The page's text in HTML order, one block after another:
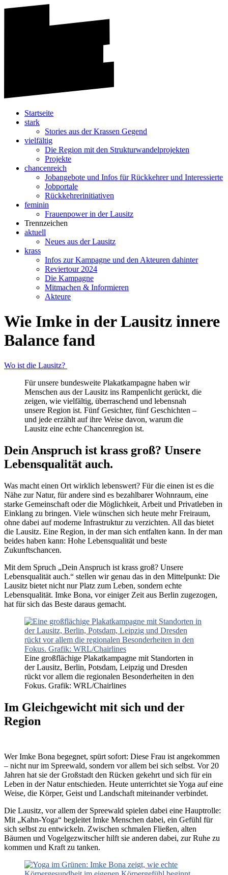
Startseite
stark
Stories aus der Krassen Gegend
vielfältig
Die Region mit den Strukturwandelprojekten
Projekte
chancenreich
Jobangebote und Infos für Rückkehrer und Interessierte
Jobportale
Rückkehrerinitiativen
feminin
Frauenpower in der Lausitz
Trennzeichen
aktuell
Neues aus der Lausitz
krass
Infos zur Kampagne und den Akteuren dahinter
Reviertour 2024
Die Kampagne
Mitmachen & Informieren
Akteure
Wie Imke in der Lausitz innere
Balance fand
Wo ist die Lausitz?
Für unsere bundesweite Plakatkampagne haben wir
Menschen aus der Lausitz ins Rampenlicht gerückt, die
zeigen, wie vielfältig, überraschend und lebensnah
unsere Region ist. Fünf Gesichter, fünf Geschichten –
und jede erzählt auf ihre Weise davon, warum die
Lausitz eine echte Chancenregion ist.
Dein Anspruch ist krass groß? Unsere
Lebensqualität auch.
Was macht einen Ort wirklich lebenswert? Für die einen ist es die
Nähe zur Natur, für andere sind es bezahlbarer Wohnraum, eine
starke Gemeinschaft oder die Möglichkeit, Arbeit und Privatleben in
Einklang zu bringen. Viele wünschen sich heute mehr Freiraum,
ohne dabei auf moderne Infrastruktur zu verzichten. All das bietet
die Lausitz. Eine Region, in der man sich entfalten kann. In der man
beides haben kann: Hohe Lebensqualität und beste
Zukunftschancen.
Mit dem Spruch „Dein Anspruch ist krass groß? Unsere
Lebensqualität auch.“ stellen wir genau das in den Mittelpunkt: Die
Lausitz bietet nicht nur Platz zum Leben, sondern echte
Lebensqualität. Imke Bona, vor einiger Zeit aus Berlin zugezogen,
hat für sich das Beste daraus gemacht.
Eine großflächige Plakatkampagne mit Standorten in
der Lausitz, Berlin, Potsdam, Leipzig und Dresden
rückt vor allem die regionalen Besonderheiten in den
Fokus. Grafik: WRL/Chairlines
Im Gleichgewicht mit sich und der
Region
Wer Imke Bona begegnet, spürt sofort: Diese Frau ist angekommen
– nicht nur im Spreewald, sondern vor allem bei sich selbst. Vor 20
Jahren hat sie der Großstadt den Rücken gekehrt und sich für ein
Leben in der Natur entschieden. Heute unterrichtet sie Yoga auf eine
Weise, die Körper, Geist und Landschaft miteinander verbindet.
Die Lausitz, vor allem der Spreewald spielen dabei eine Hauptrolle:
Mit „Kahn-Yoga“ begleitet Imke Menschen dabei, ein Gefühl für
sich selbst zu entwickeln. Zwischen schmalen Fließen, alten
Bäumen und Vogelgezwitscher hilft sie anderen dabei, zur Ruhe zu
kommen und Kraft zu tanken.